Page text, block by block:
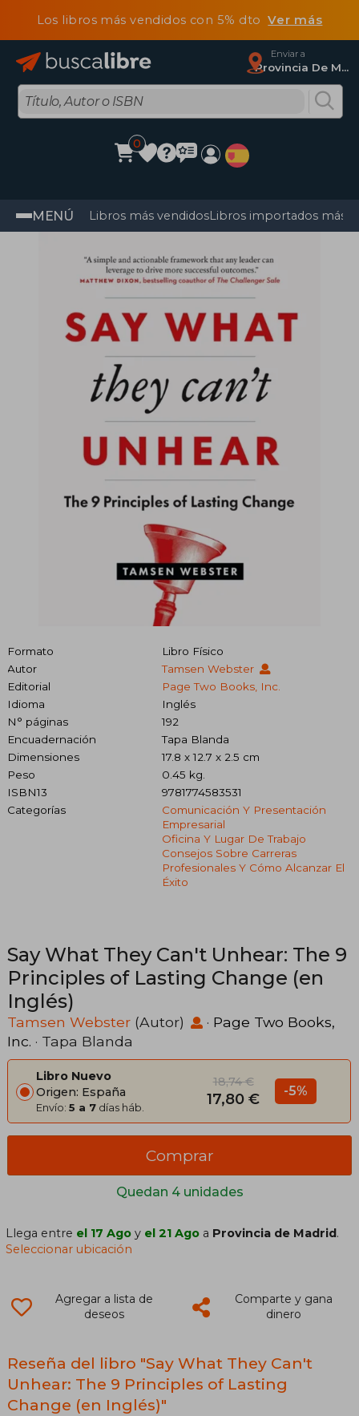
Los libros más vendidos con 5% dtoVer más
Enviar a
Provincia De Madrid
0
MENÚ Libros más vendidosLibros importados más
Formato
Libro Físico
Autor
Tamsen Webster
Editorial
Page Two Books, Inc.
Idioma
Inglés
N° páginas
192
Encuadernación
Tapa Blanda
Dimensiones
17.8 x 12.7 x 2.5 cm
Peso
0.45 kg.
ISBN13
9781774583531
Categorías
Comunicación Y Presentación
Empresarial
Oficina Y Lugar De Trabajo
Consejos Sobre Carreras
Profesionales Y Cómo Alcanzar El
Éxito
Say What They Can't Unhear: The 9
Principles of Lasting Change (en
Inglés)
Tamsen Webster (Autor) · Page Two Books,
Inc. · Tapa Blanda
Libro Nuevo
Origen: España
Envío: 5 a 7 días háb.
18,74 €
17,80 € -5%
Quedan 4 unidades
Comprar
Llega entre el 17 Ago y el 21 Ago a Provincia de Madrid.
Seleccionar ubicación
Agregar a lista de
deseos
Comparte y gana
dinero
Reseña del libro "Say What They Can't
Unhear: The 9 Principles of Lasting
Change (en Inglés)"